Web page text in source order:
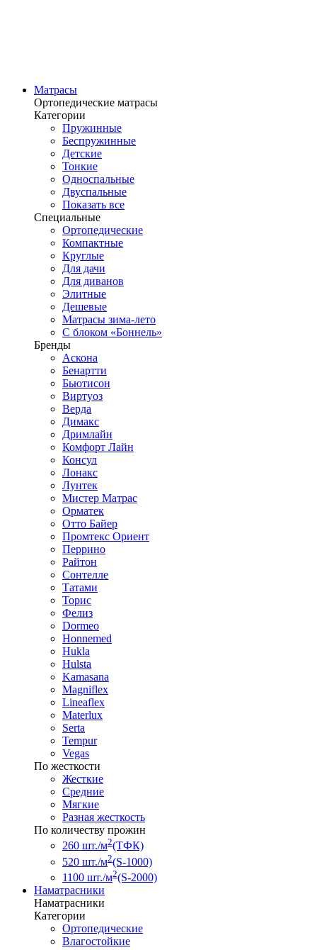
Матрасы
Ортопедические матрасы
Категории
Пружинные
Беспружинные
Детские
Тонкие
Односпальные
Двуспальные
Показать все
Специальные
Ортопедические
Компактные
Круглые
Для дачи
Для диванов
Элитные
Дешевые
Матрасы зима-лето
С блоком «Боннель»
Бренды
Аскона
Бенартти
Бьютисон
Виртуоз
Верда
Димакс
Дримлайн
Комфорт Лайн
Консул
Лонакс
Лунтек
Мистер Матрас
Орматек
Отто Байер
Промтекс Ориент
Перрино
Райтон
Сонтелле
Татами
Торис
Фелиз
Dormeo
Honnemed
Hukla
Hulsta
Kamasana
Magniflex
Lineaflex
Materlux
Serta
Tempur
Vegas
По жесткости
Жесткие
Средние
Мягкие
Разная жесткость
По количеству прожин
260 шт./м2(ТФК)
520 шт./м2(S-1000)
1100 шт./м2(S-2000)
Наматрасники
Наматрасники
Категории
Ортопедические
Влагостойкие